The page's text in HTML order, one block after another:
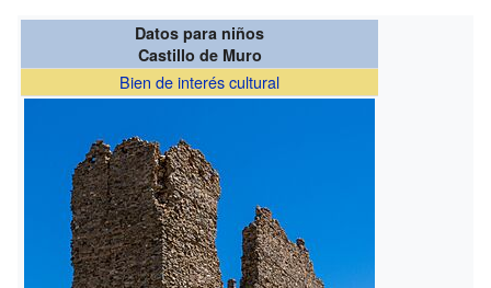
Datos para niños
Castillo de Muro
Bien de interés cultural